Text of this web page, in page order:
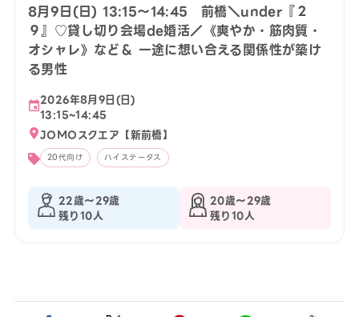
8月9日(日) 13:15〜14:45 前橋＼under『２
９』♡貸し切り会場de婚活／《爽やか・筋肉質・
オシャレ》など＆ 一途に想い合える関係性が築け
る男性
2026年8月9日(日)
13:15~14:45
JOMOスクエア【新前橋】
20代向け ハイステータス
22歳〜29歳
残り10人
20歳〜29歳
残り10人